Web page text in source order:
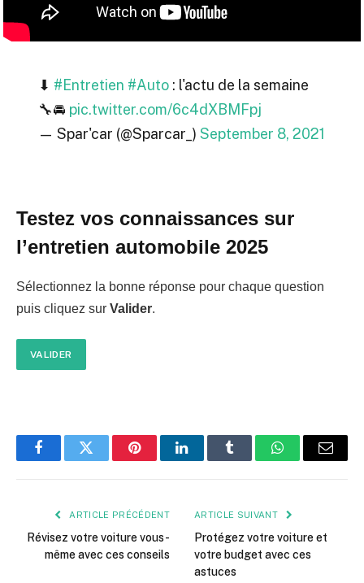
⬇ #Entretien #Auto: l'actu de la semaine
🔧🚘 pic.twitter.com/6c4dXBMFpj
— Spar'car (@Sparcar_) September 8, 2021
Testez vos connaissances sur
l’entretien automobile 2025
Sélectionnez la bonne réponse pour chaque question
puis cliquez sur Valider.
VALIDER
FacebookTwitter PinterestLinkedInTumblr WhatsApp
E-
ARTICLE PRÉCÉDENT
Révisez votre voiture vous-
même avec ces conseils
ARTICLE SUIVANT
Protégez votre voiture et
votre budget avec ces
astuces